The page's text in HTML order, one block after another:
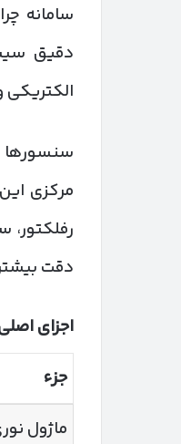
سامانه
دقیق
الکتریکی
مرکزی
دقت
اجزای
جزء
ماژول